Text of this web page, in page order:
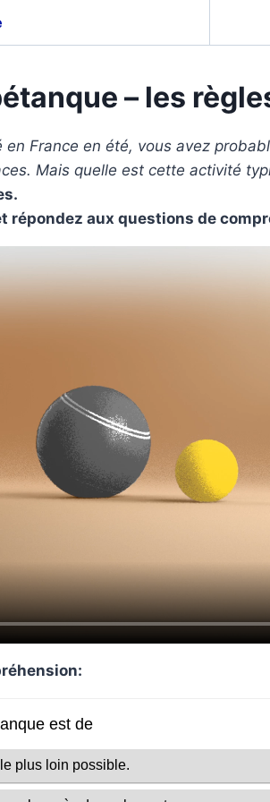
– les
en France en été, vous avez
Mais quelle est cette activité
répondez aux questions de